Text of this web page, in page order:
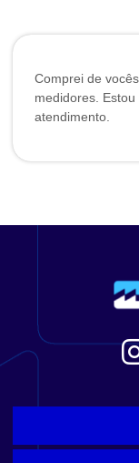
Comprei de
medidores.
atendimento.